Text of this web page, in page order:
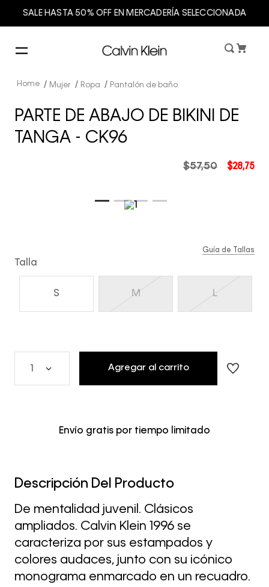
SALE HASTA 50% OFF EN MERCADERÍA SELECCIONADA
Mujer Ropa Pantalón de baño
PARTE DE ABAJO DE BIKINI DE
TANGA - CK96
$28,75
$57,50
Talla
S M L
Guía de Tallas
Agregar al carrito
Envío gratis por tiempo limitado
Descripción Del Producto
De mentalidad juvenil. Clásicos
ampliados. Calvin Klein 1996 se
caracteriza por sus estampados y
colores audaces, junto con su icónico
monograma enmarcado en un recuadro.